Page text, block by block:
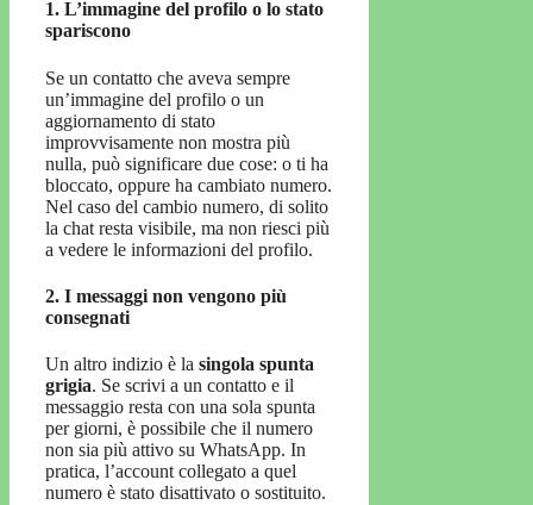
1. L’immagine del profilo o lo stato
spariscono
Se un contatto che aveva sempre
un’immagine del profilo o un
aggiornamento di stato
improvvisamente non mostra più
nulla, può significare due cose: o ti ha
bloccato, oppure ha cambiato numero.
Nel caso del cambio numero, di solito
la chat resta visibile, ma non riesci più
a vedere le informazioni del profilo.
2. I messaggi non vengono più
consegnati
Un altro indizio è la singola spunta
grigia. Se scrivi a un contatto e il
messaggio resta con una sola spunta
per giorni, è possibile che il numero
non sia più attivo su WhatsApp. In
pratica, l’account collegato a quel
numero è stato disattivato o sostituito.